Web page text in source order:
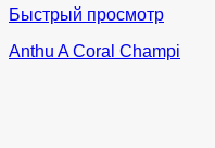
Быстрый просмотр
Anthu A Coral Champi